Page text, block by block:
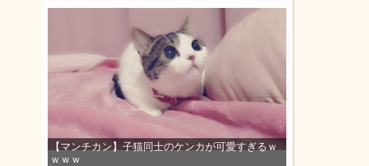
【マンチカン】子猫同士のケンカが可愛すぎるｗ
ｗｗｗ